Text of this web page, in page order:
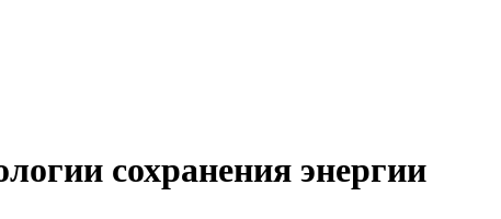
сохранения энергии